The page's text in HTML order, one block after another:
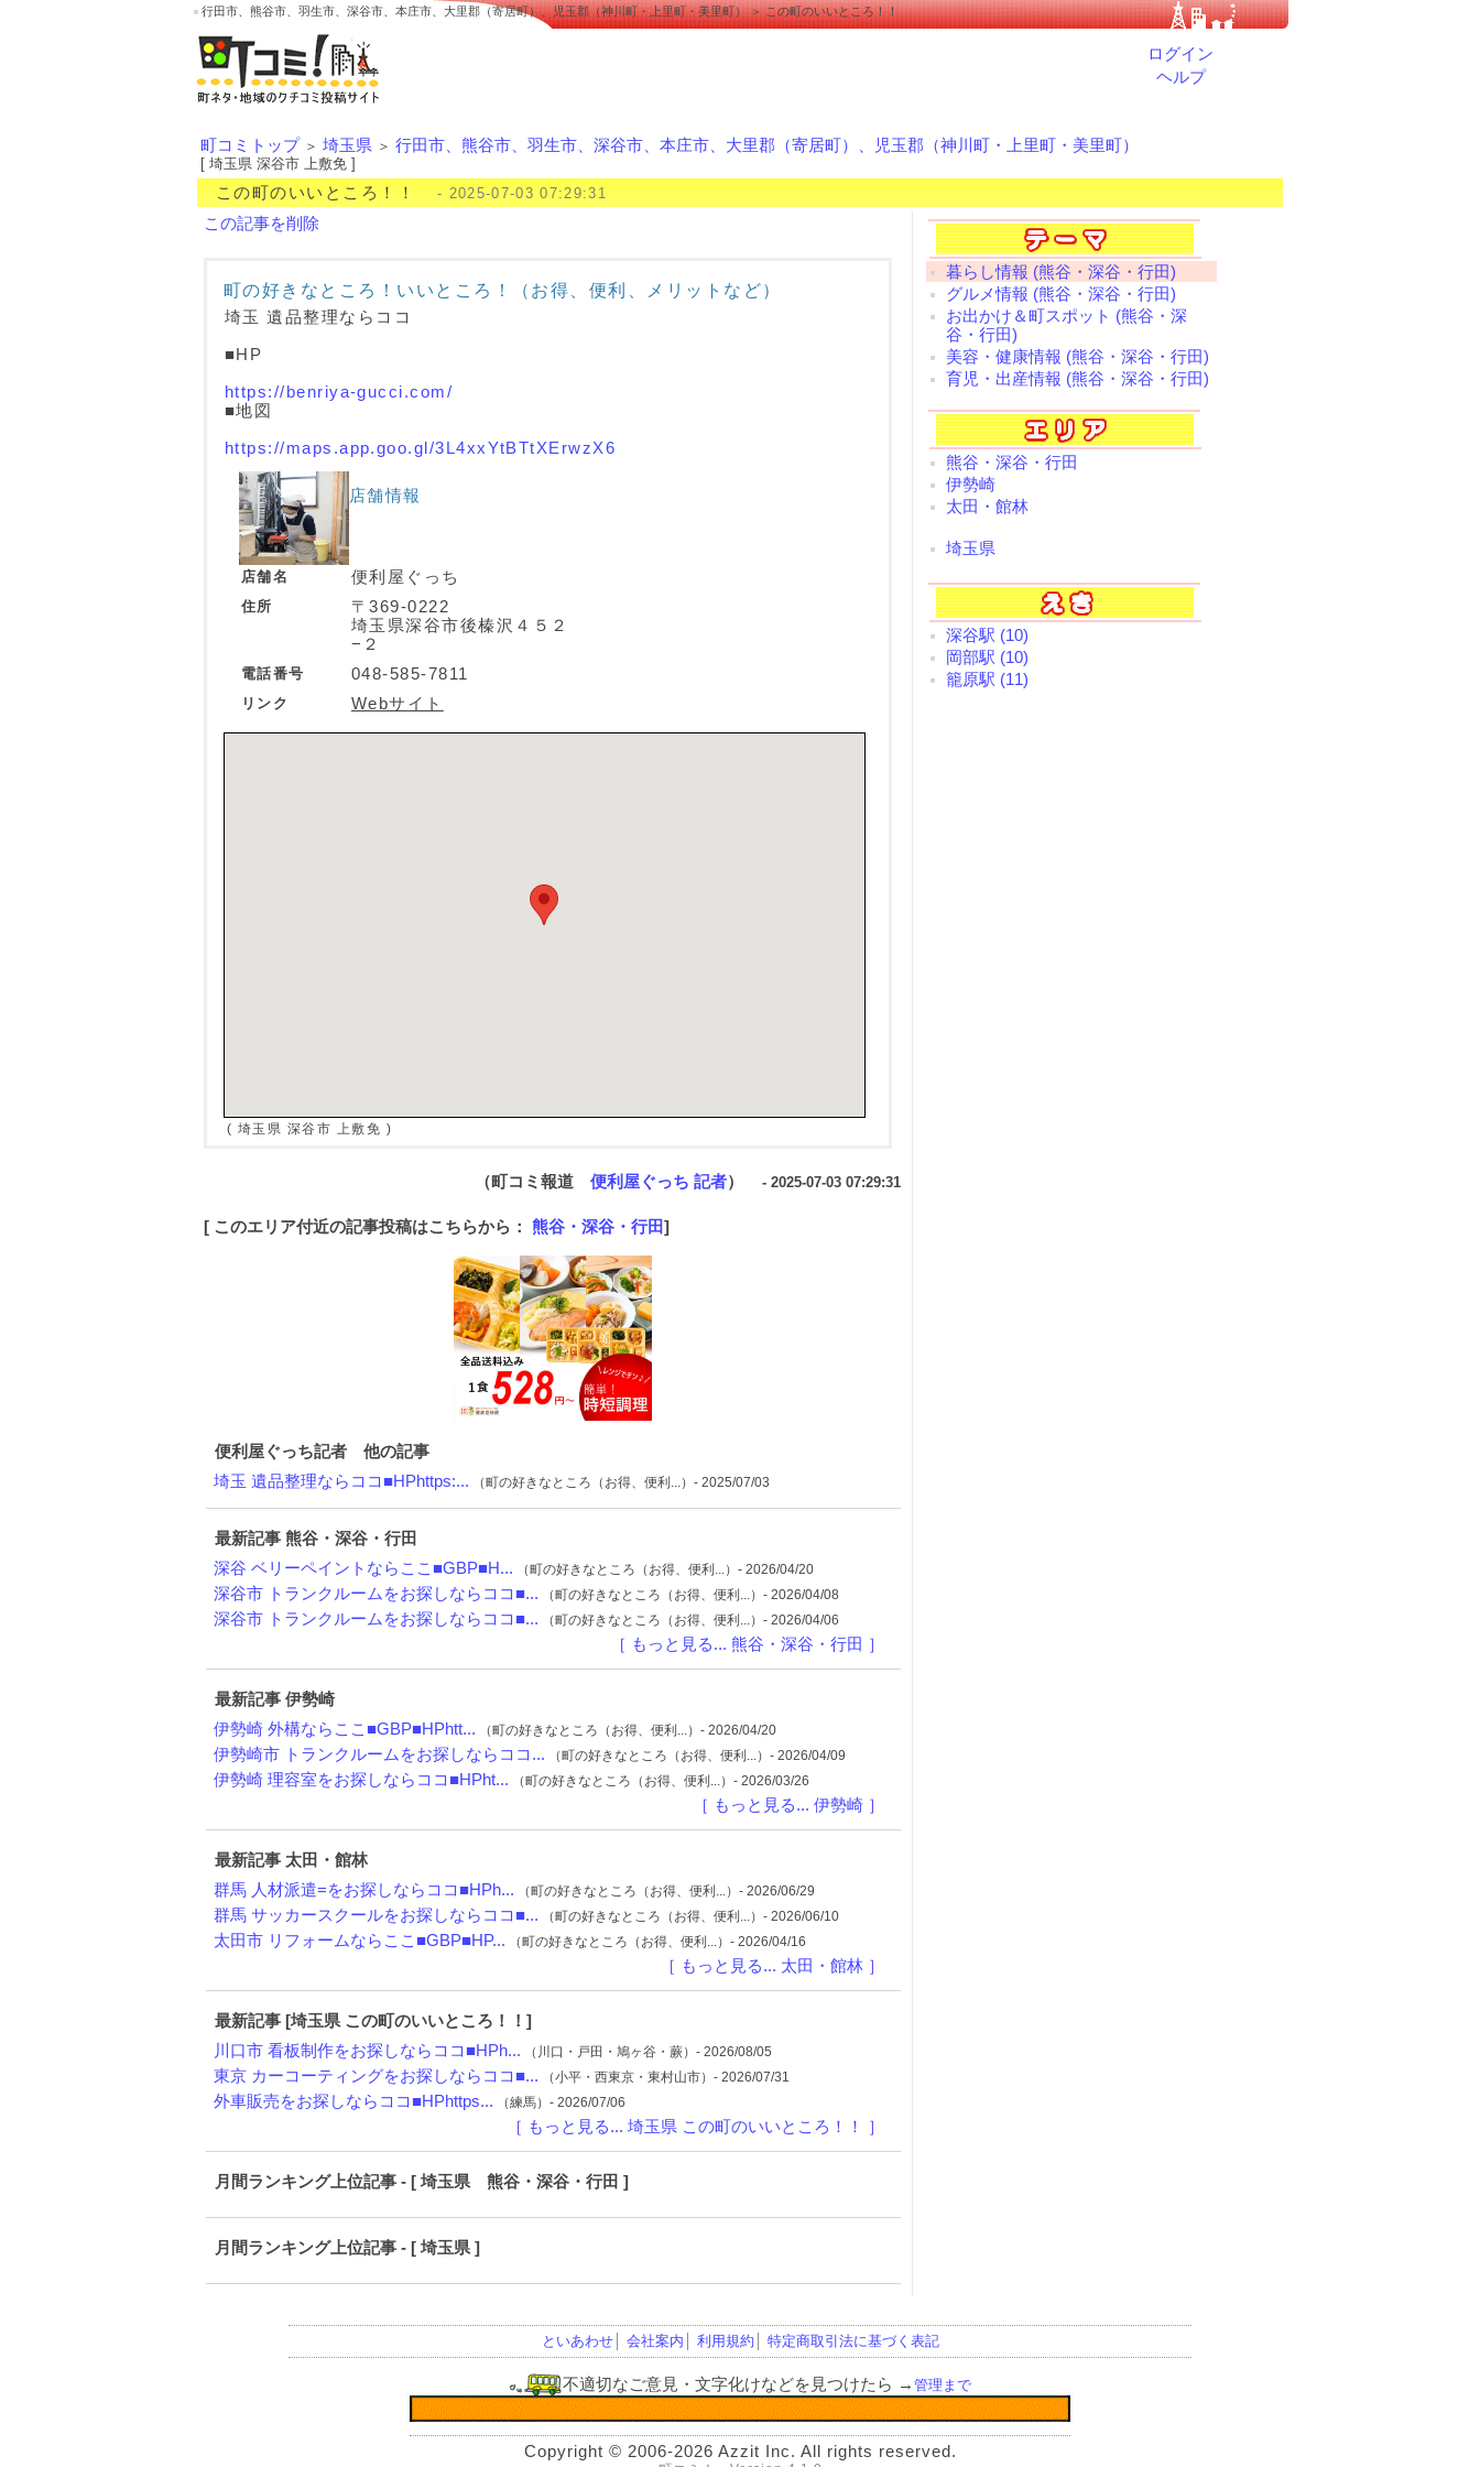
行田市、熊谷市、羽生市、深谷市、本庄市、大里郡（寄居町）、児玉郡（神川町・上里町・美里町） ＞ この町のいいところ！！
ログイン
ヘルプ
町コミトップ ＞ 埼玉県 ＞ 行田市、熊谷市、羽生市、深谷市、本庄市、大里郡（寄居町）、児玉郡（神川町・上里町・美里町）
[ 埼玉県 深谷市 上敷免 ]
この町のいいところ！！ - 2025-07-03 07:29:31
この記事を削除
町の好きなところ！いいところ！（お得、便利、メリットなど）
埼玉 遺品整理ならココ
■HP
https://benriya-gucci.com/
■地図
https://maps.app.goo.gl/3L4xxYtBTtXErwzX6
店舗情報
店舗名 便利屋ぐっち
住所
〒369-0222
埼玉県深谷市後榛沢４５２
−２
電話番号 048-585-7811
リンク Webサイト
( 埼玉県 深谷市 上敷免 )
（町コミ報道 便利屋ぐっち 記者） - 2025-07-03 07:29:31
[ このエリア付近の記事投稿はこちらから： 熊谷・深谷・行田]
便利屋ぐっち記者 他の記事
埼玉 遺品整理ならココ■HPhttps:... （町の好きなところ（お得、便利...）- 2025/07/03
最新記事 熊谷・深谷・行田
深谷 ベリーペイントならここ■GBP■H... （町の好きなところ（お得、便利...）- 2026/04/20
深谷市 トランクルームをお探しならココ■... （町の好きなところ（お得、便利...）- 2026/04/08
深谷市 トランクルームをお探しならココ■... （町の好きなところ（お得、便利...）- 2026/04/06
［ もっと見る... 熊谷・深谷・行田 ］
最新記事 伊勢崎
伊勢崎 外構ならここ■GBP■HPhtt... （町の好きなところ（お得、便利...）- 2026/04/20
伊勢崎市 トランクルームをお探しならココ... （町の好きなところ（お得、便利...）- 2026/04/09
伊勢崎 理容室をお探しならココ■HPht... （町の好きなところ（お得、便利...）- 2026/03/26
［ もっと見る... 伊勢崎 ］
最新記事 太田・館林
群馬 人材派遣=をお探しならココ■HPh... （町の好きなところ（お得、便利...）- 2026/06/29
群馬 サッカースクールをお探しならココ■... （町の好きなところ（お得、便利...）- 2026/06/10
太田市 リフォームならここ■GBP■HP... （町の好きなところ（お得、便利...）- 2026/04/16
［ もっと見る... 太田・館林 ］
最新記事 [埼玉県 この町のいいところ！！]
川口市 看板制作をお探しならココ■HPh... （川口・戸田・鳩ヶ谷・蕨）- 2026/08/05
東京 カーコーティングをお探しならココ■... （小平・西東京・東村山市）- 2026/07/31
外車販売をお探しならココ■HPhttps... （練馬）- 2026/07/06
［ もっと見る... 埼玉県 この町のいいところ！！ ］
月間ランキング上位記事 - [ 埼玉県 熊谷・深谷・行田 ]
月間ランキング上位記事 - [ 埼玉県 ]
暮らし情報 (熊谷・深谷・行田)
グルメ情報 (熊谷・深谷・行田)
お出かけ＆町スポット (熊谷・深
谷・行田)
美容・健康情報 (熊谷・深谷・行田)
育児・出産情報 (熊谷・深谷・行田)
熊谷・深谷・行田
伊勢崎
太田・館林
埼玉県
深谷駅 (10)
岡部駅 (10)
籠原駅 (11)
といあわせ│ 会社案内 利用規約 特定商取引法に基づく表記
不適切なご意見・文字化けなどを見つけたら → 管理まで
Copyright © 2006-2026 Azzit Inc. All rights reserved.